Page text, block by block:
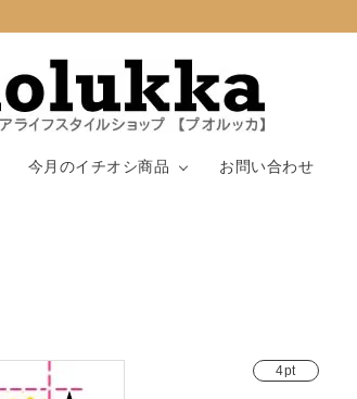
ョセフ
今月のイチオシ商品 お問い合わせ
4pt